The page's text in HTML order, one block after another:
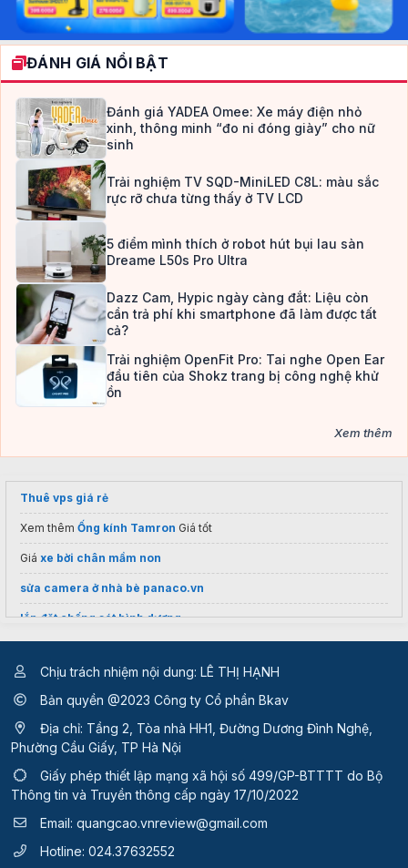
ĐÁNH GIÁ NỔI BẬT
Đánh giá YADEA Omee: Xe máy điện nhỏ
xinh, thông minh “đo ni đóng giày” cho nữ
sinh
Trải nghiệm TV SQD-MiniLED C8L: màu sắc
rực rỡ chưa từng thấy ở TV LCD
5 điểm mình thích ở robot hút bụi lau sàn
Dreame L50s Pro Ultra
Dazz Cam, Hypic ngày càng đắt: Liệu còn
cần trả phí khi smartphone đã làm được tất
cả?
Trải nghiệm OpenFit Pro: Tai nghe Open Ear
đầu tiên của Shokz trang bị công nghệ khử
ồn
Xem thêm
Thuê vps giá rẻ
Xem thêm Ống kính Tamron Giá tốt
Giá xe bời chân mầm non
sửa camera ở nhà bè panaco.vn
lắp đặt chống sét bình dương
Chịu trách nhiệm nội dung: LÊ THỊ HẠNH
Bản quyền @2023 Công ty Cổ phần Bkav
Địa chỉ: Tầng 2, Tòa nhà HH1, Đường Dương Đình Nghệ,
Phường Cầu Giấy, TP Hà Nội
Giấy phép thiết lập mạng xã hội số 499/GP-BTTTT do Bộ
Thông tin và Truyền thông cấp ngày 17/10/2022
Email: quangcao.vnreview@gmail.com
Hotline: 024.37632552